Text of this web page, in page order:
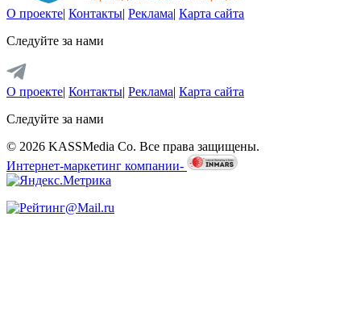
О проекте| Контакты| Реклама| Карта сайта
Следуйте за нами
О проекте| Контакты| Реклама| Карта сайта
Следуйте за нами
© 2026 KASSMedia Co. Все права защищены.
Интернет-маркетинг компании-